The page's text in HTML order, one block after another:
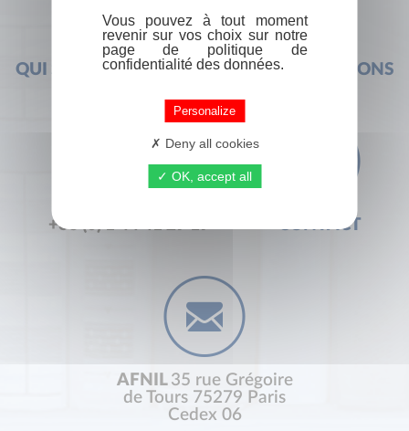
QUI SOMMES-NOUS ? FOIRE AUX QUESTIONS
+33 (0) 1 44 41 29 19 CONTACT
AFNIL 35 rue Grégoire
de Tours 75279 Paris
Cedex 06
Vous pouvez à tout moment
revenir sur vos choix sur notre
page de politique de
confidentialité des données.
Personalize
Deny all cookies
OK, accept all